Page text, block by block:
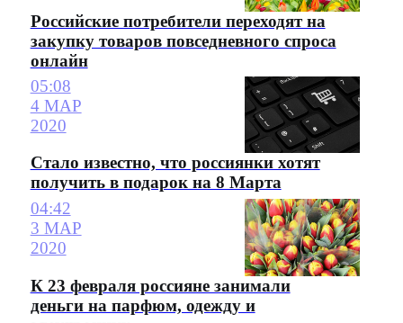
Российские потребители переходят на
закупку товаров повседневного спроса
онлайн
05:08
4 МАР
2020
Стало известно, что россиянки хотят
получить в подарок на 8 Марта
04:42
3 МАР
2020
К 23 февраля россияне занимали
деньги на парфюм, одежду и